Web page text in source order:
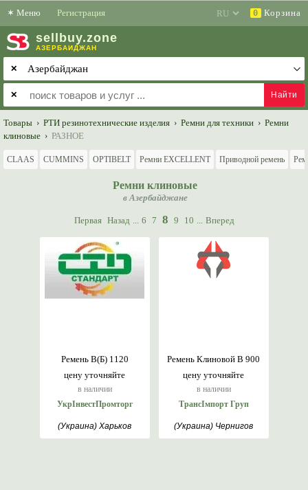
✶ Меню Регистрация 0 Корзина
sell buy.zone
АЗЕРБАЙДЖАН
✕
✕
Товары › РТИ резинотехнические изделия › Ремни для техники › Ремни
клиновые › РАЗНОЕ
CLAAS CUMMINS OPTIBELT Ремни EXCELLENT Приводной ремень
Ремни клиновые
в Азербайджане
Первая Назад ... 6 7 8 9 10 ... Вперед
цену уточняйте
в наличии
Ремень В(Б) 1120
УкрІнвестПромторг
(Украина) Харьков
цену уточняйте
в наличии
Ремень Клиновой В 900
ТрансІмпорт Груп
(Украина) Чернигов